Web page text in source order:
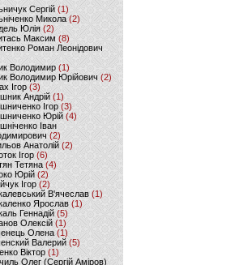
Сергій (1)
Микола (2)
Юлія (2)
Максим (8)
Роман Леонідович
Володимир (1)
Володимир Юрійович(2)
Ігор(3)
Андрій(1)
Ігор (3)
Юрій(4)
Іван
(2)
Анатолій (2)
Ігор (6)
Тетяна (4)
Юрій(2)
Ігор (2)
В'ячеслав (1)
Ярослав (1)
Геннадій (5)
Олексій(1)
Олена(1)
Валерий (5)
Віктор (1)
Олег (Сергій Аміров)